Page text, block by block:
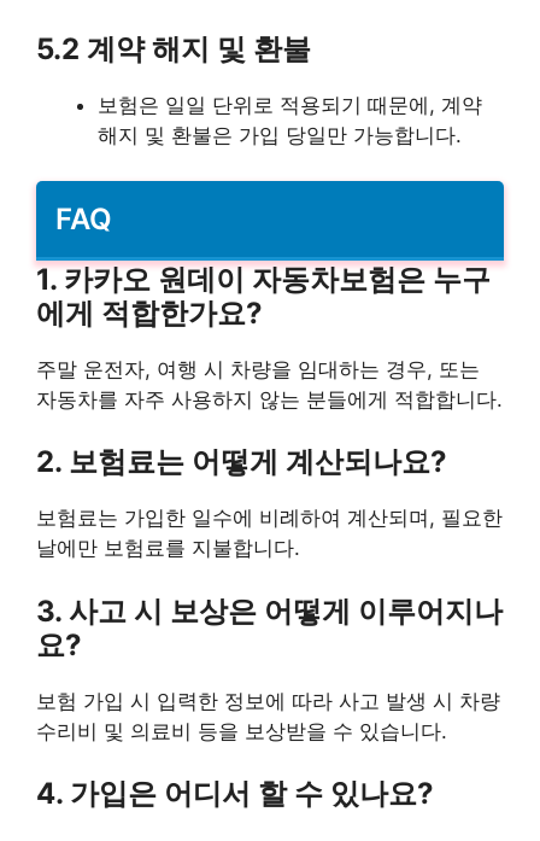
5.2 계약 해지 및 환불
보험은 일일 단위로 적용되기 때문에, 계약
해지 및 환불은 가입 당일만 가능합니다.
FAQ
1. 카카오 원데이 자동차보험은 누구
에게 적합한가요?
주말 운전자, 여행 시 차량을 임대하는 경우, 또는
자동차를 자주 사용하지 않는 분들에게 적합합니다.
2. 보험료는 어떻게 계산되나요?
보험료는 가입한 일수에 비례하여 계산되며, 필요한
날에만 보험료를 지불합니다.
3. 사고 시 보상은 어떻게 이루어지나
요?
보험 가입 시 입력한 정보에 따라 사고 발생 시 차량
수리비 및 의료비 등을 보상받을 수 있습니다.
4. 가입은 어디서 할 수 있나요?